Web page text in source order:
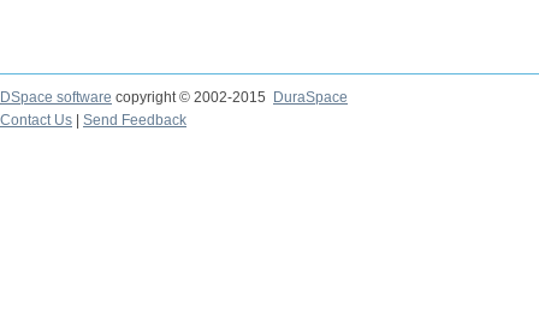
DSpace software copyright © 2002-2015
DuraSpace
Contact Us
Send Feedback